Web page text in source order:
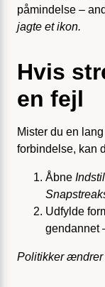
påmindelse –
jagte et ikon.
Hvis
en fejl
Mister du en
forbindelse, kan
Åbne
Udfylde
gendannet
Politikker ændrer